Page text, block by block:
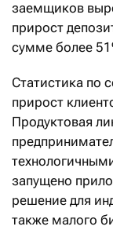
заемщиков
прирост
сумме более
Статистика по
прирост
Продуктовая
запущено
решение для
также малого